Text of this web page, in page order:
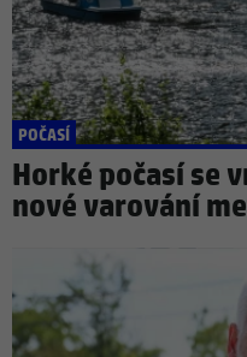
POČASÍ
Horké počasí se
nové varování